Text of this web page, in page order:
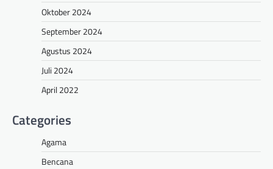
Oktober 2024
September 2024
Agustus 2024
Juli 2024
April 2022
Categories
Agama
Bencana